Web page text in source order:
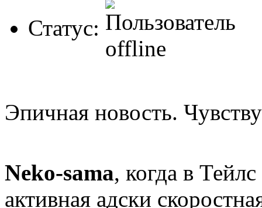
Статус:
Эпичная новость.
Neko-sama, когда в
активная адски